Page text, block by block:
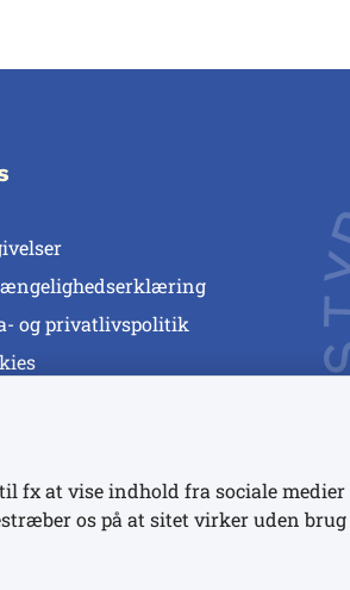
og privatlivspolitik
fx at vise indhold fra sociale
os på at sitet virker uden brug